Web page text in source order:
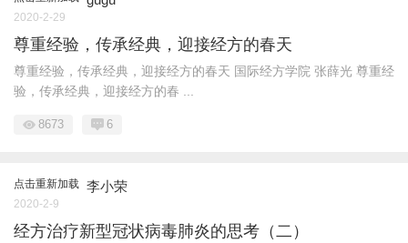
2020-2-29
尊重经验，传承经典，迎接经方的春天
尊重经验，传承经典，迎接经方的春天 国际经方学院 张薛光 尊重经
验，传承经典，迎接经方的春 ...
8673 6
点击重新加载 李小荣
2020-2-9
经方治疗新型冠状病毒肺炎的思考（二）